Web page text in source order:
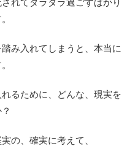
れてダラダラ過ごすばかり
み入れてしまうと、本当に
るために、どんな、現実を
の、確実に考えて、